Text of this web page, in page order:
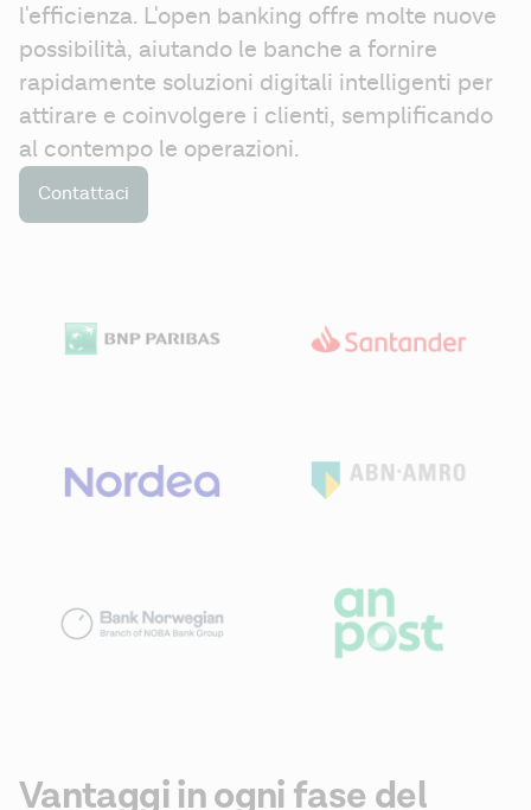
l'efficienza. L'open banking offre molte nuove
possibilità, aiutando le banche a fornire
rapidamente soluzioni digitali intelligenti per
attirare e coinvolgere i clienti, semplificando
al contempo le operazioni.
Contattaci
Vantaggi in ogni fase del